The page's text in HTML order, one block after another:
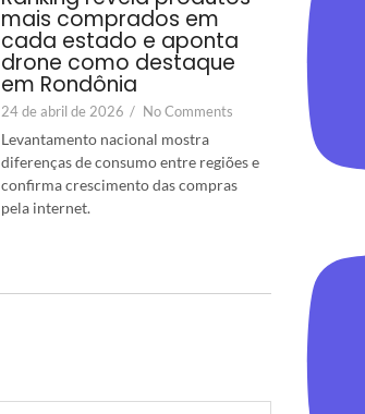
mais comprados em
cada estado e aponta
drone como destaque
em Rondônia
24 de abril de 2026 / No Comments
Levantamento nacional mostra
diferenças de consumo entre regiões e
confirma crescimento das compras
pela internet.